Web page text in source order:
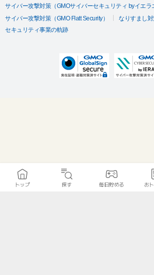
サイバー攻撃対策（GMOサイバーセキュリティ byイエラ
サイバー攻撃対策（GMO Flatt Security）
なりすまし
セキュリティ事業の軌跡
トップ 探す 毎日貯める お